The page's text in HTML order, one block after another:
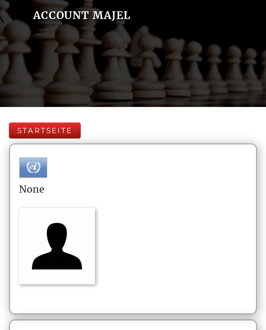
ACCOUNT MAJEL
STARTSEITE
None